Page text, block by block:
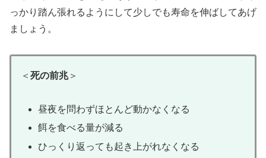
っかり踏ん張れるようにして少しでも寿命を伸ばしてあげ
ましょう。
＜ 死の前兆＞
昼夜を問わずほとんど動かなくなる
餌を食べる量が減る
ひっくり返っても起き上がれなくなる